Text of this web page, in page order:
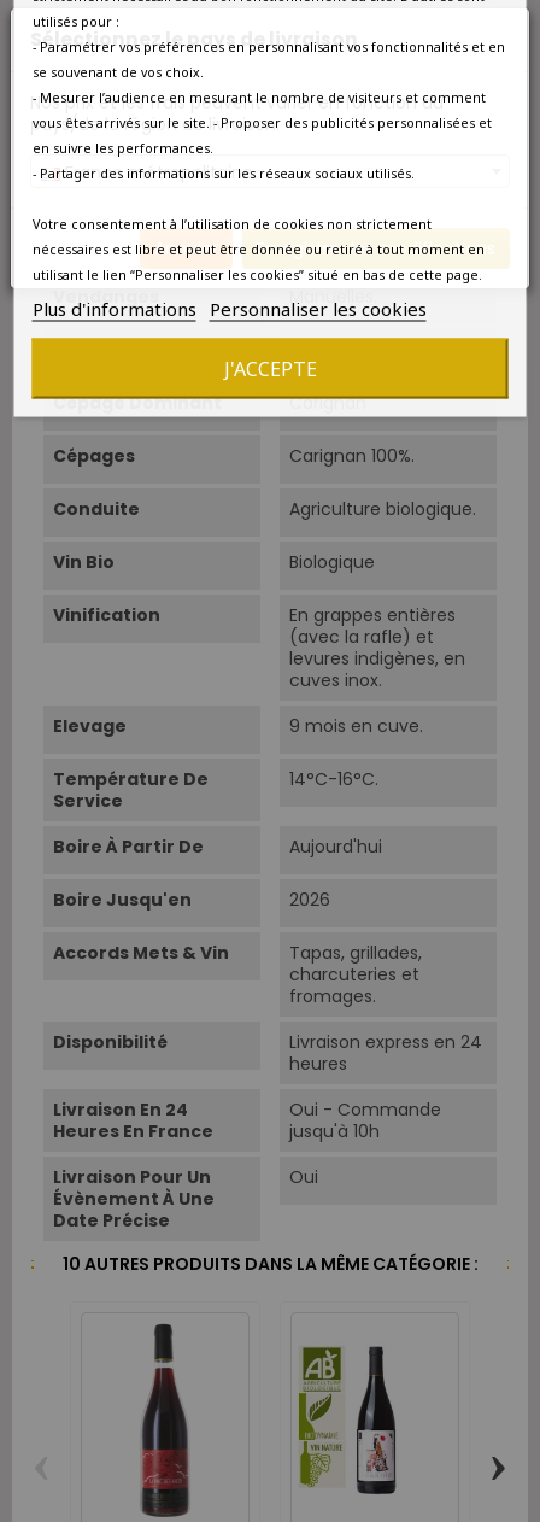
Sélectionnez le pays de livraison
Nos prix et les frais peuvent varier en fonction du
pays/de la région de livraison.
France métropolitaine
Annuler Enregistrer les modifications
Autres
g/l - pH : 3,61 - SO2 : 21
Situation
Versant Nord du massif
l'Orbieu.
Sols
Argileux et calcaires
dolomitiques.
Vendanges
Manuelles.
Cépage Dominant Carignan
Cépages Carignan 100%.
Conduite Agriculture biologique.
Vin Bio Biologique
Vinification
En grappes entières
(avec la rafle) et
levures indigènes, en
cuves inox.
Elevage
9 mois en cuve.
Température De
Service
14°C-16°C.
Boire À Partir De Aujourd'hui
Boire Jusqu'en 2026
Accords Mets & Vin
Tapas, grillades,
charcuteries et
fromages.
Disponibilité
Livraison express en 24
heures
Livraison En 24
Heures En France
Oui - Commande
jusqu'à 10h
Livraison Pour Un
Évènement À Une
Date Précise
Oui
10 AUTRES PRODUITS DANS LA MÊME CATÉGORIE :
›
utilisés pour :
- Paramétrer vos préférences en personnalisant vos fonctionnalités et en
se souvenant de vos choix.
- Mesurer l’audience en mesurant le nombre de visiteurs et comment
vous êtes arrivés sur le site. - Proposer des publicités personnalisées et
en suivre les performances.
- Partager des informations sur les réseaux sociaux utilisés.
Votre consentement à l’utilisation de cookies non strictement
nécessaires est libre et peut être donnée ou retiré à tout moment en
utilisant le lien “Personnaliser les cookies” situé en bas de cette page.
Plus d'informations Personnaliser les cookies
J'ACCEPTE